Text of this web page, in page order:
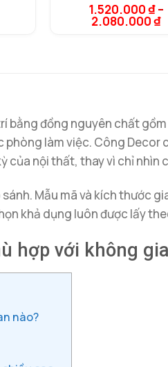
5.00trên 5
dựa trên
1
1.520.000₫–
2.080.000₫
bằng đồng nguyên chất
làm việc. Công Decor
của nội thất, thay vì chỉ nhìn
Mẫu mã và kích thước
khả dụng luôn được lấy
hợp với không
nào?